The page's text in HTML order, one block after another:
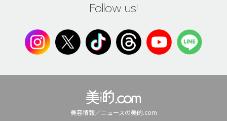
Follow us!
美容情報／ニュースの美的.com